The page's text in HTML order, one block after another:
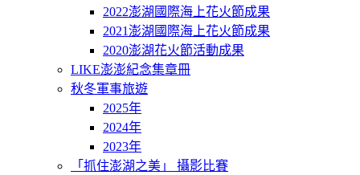
2022澎湖國際海上花火節成果
2021澎湖國際海上花火節成果
2020澎湖花火節活動成果
LIKE澎澎紀念集章冊
秋冬軍事旅遊
2025年
2024年
2023年
「抓住澎湖之美」 攝影比賽